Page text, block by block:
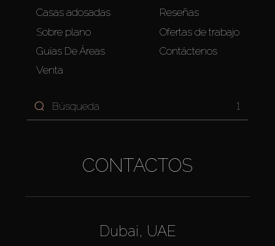
Casas adosadas
Sobre plano
Guías De Áreas
Venta
Reseñas
Ofertas de trabajo
Contáctenos
1
CONTACTOS
Dubai, UAE